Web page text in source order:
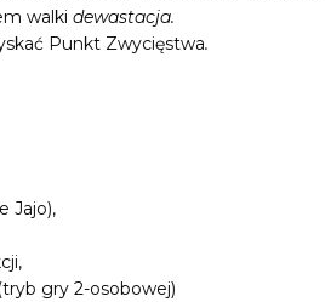
walki dewastacja.
Punkt Zwycięstwa.
Jajo),
gry 2-osobowej)